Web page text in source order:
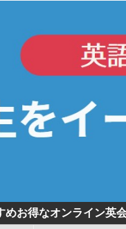
めお得なオンライン英